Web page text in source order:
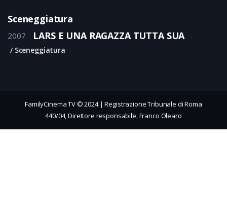
Sceneggiatura
2007 LARS E UNA RAGAZZA TUTTA SUA
Sceneggiatura
FamilyCinema TV © 2024 | Registrazione Tribunale di Roma
440/04, Direttore responsabile, Franco Olearo